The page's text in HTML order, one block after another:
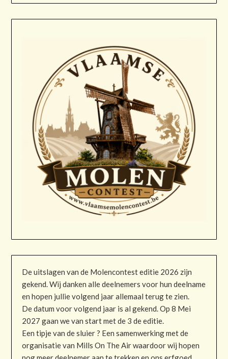
De uitslagen van de Molencontest editie 2026 zijn
gekend. Wij danken alle deelnemers voor hun deelname
en hopen jullie volgend jaar allemaal terug te zien.
De datum voor volgend jaar is al gekend. Op 8 Mei
2027 gaan we van start met de 3 de editie.
Een tipje van de sluier ? Een samenwerking met de
organisatie van Mills On The Air waardoor wij hopen